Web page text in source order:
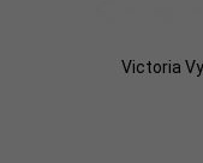
Victoria